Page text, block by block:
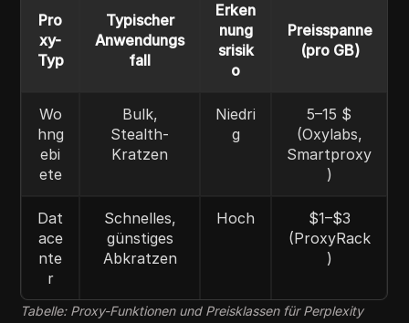
Pro
xy-
Typ
Typischer
Anwendungs
fall
Erken
nung
srisik
o
Preisspanne
(pro GB)
Wo
hng
ebi
ete
Bulk,
Stealth-
Kratzen
Niedri
g
5–15 $
(Oxylabs,
Smartproxy
)
Dat
ace
nte
r
Schnelles,
günstiges
Abkratzen
Hoch
$1–$3
(ProxyRack
)
Tabelle: Proxy-Funktionen und Preisklassen für Perplexity